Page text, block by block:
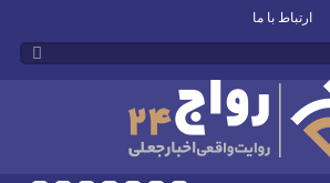
ارتباط با ما